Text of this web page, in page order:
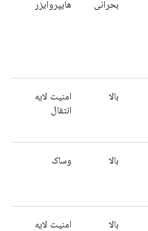
بحرانی هایپروایزر
بالا
امنیت لایه
انتقال
بالا وساک
بالا
امنیت لایه